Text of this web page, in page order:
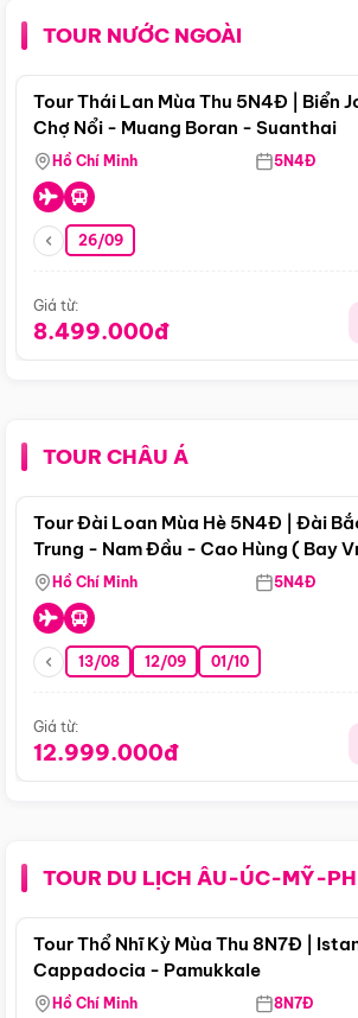
TOUR NƯỚC NGOÀI
Tour Thái Lan Mùa Thu 5N4Đ | Biển
Chợ Nổi - Muang Boran - Suanthai
Hồ Chí Minh 5N4Đ
26/09
Giá từ:
8.499.000đ
TOUR CHÂU Á
Tour Đài Loan Mùa Hè 5N4Đ | Đài
Trung - Nam Đầu - Cao Hùng ( Bay
Hồ Chí Minh 5N4Đ
13/08 12/09 01/10
Giá từ:
12.999.000đ
TOUR DU LỊCH ÂU-ÚC-MỸ-
Tour Thổ Nhĩ Kỳ Mùa Thu 8N7Đ |
Cappadocia - Pamukkale
Hồ Chí Minh 8N7Đ